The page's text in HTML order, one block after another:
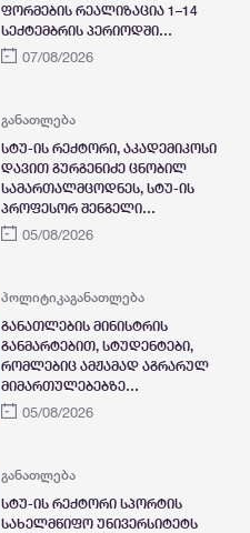
ფორმების რეალიზაცია 1–14
სექტემბრის პერიოდში
განხორციელდება
07/08/2026
განათლება
სტუ-ის რექტორი, აკადემიკოსი
დავით გურგენიძე ცნობილ
სამართალმცოდნეს, სტუ-ის
პროფესორ შენგელი
ფიცხელაურს, იუბილესა და
მინიჭებას ულოცავს
05/08/2026
პოლიტიკაგანათლება
განათლების მინისტრის
განმარტებით, სტუდენტები,
რომლებიც ამჟამად აგრარულ
მიმართულებებზე
საქართველოს ტექნიკურ
05/08/2026
განათლება
სტუ-ის რექტორი სპორტის
სახელმწიფო უნივერსიტეტს